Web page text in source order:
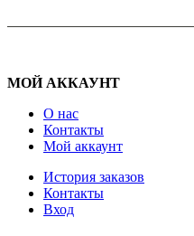
МОЙ АККАУНТ
О нас
Контакты
Мой аккаунт
История заказов
Контакты
Вход